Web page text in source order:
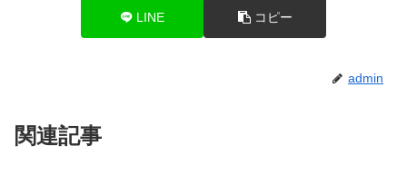
LINE コピー
admin
関連記事